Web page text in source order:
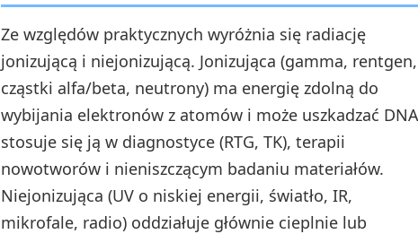
Ze względów praktycznych wyróżnia się radiację
jonizującą i niejonizującą. Jonizująca (gamma, rentgen,
cząstki alfa/beta, neutrony) ma energię zdolną do
wybijania elektronów z atomów i może uszkadzać
stosuje się ją w diagnostyce (RTG, TK), terapii
nowotworów i nieniszczącym badaniu materiałów.
Niejonizująca (UV o niskiej energii, światło, IR,
mikrofale, radio) oddziałuje głównie cieplnie lub